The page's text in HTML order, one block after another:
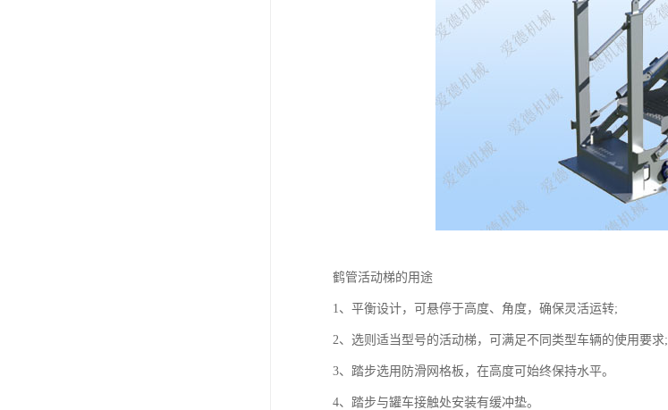
鹤管活动梯的用途
1、平衡设计，可悬停于高度、角度，确保灵活运转;
2、选则适当型号的活动梯，可满足不同类型车辆的使用要求;
3、踏步选用防滑网格板，在高度可始终保持水平。
4、踏步与罐车接触处安装有缓冲垫。